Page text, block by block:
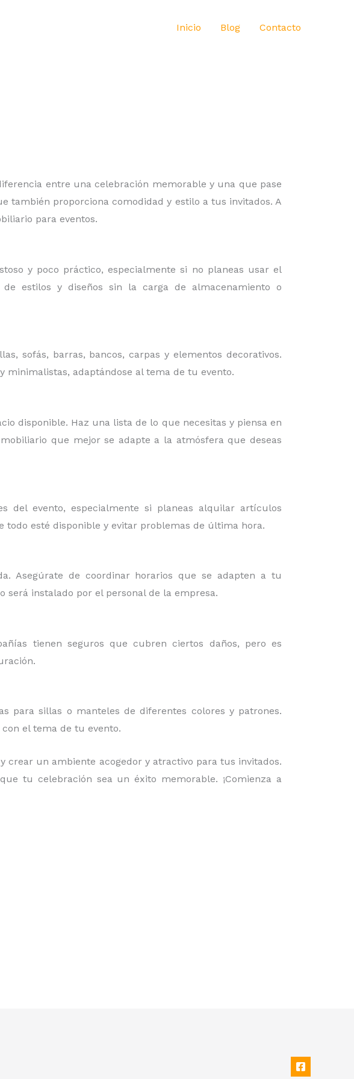
Inicio Blog Contacto
entre una celebración memorable y una que pase
también proporciona comodidad y estilo a tus invitados. A
para eventos.
y poco práctico, especialmente si no planeas usar el
estilos y diseños sin la carga de almacenamiento o
sofás, barras, bancos, carpas y elementos decorativos.
minimalistas, adaptándose al tema de tu evento.
disponible. Haz una lista de lo que necesitas y piensa en
que mejor se adapte a la atmósfera que deseas
del evento, especialmente si planeas alquilar artículos
esté disponible y evitar problemas de última hora.
Asegúrate de coordinar horarios que se adapten a tu
será instalado por el personal de la empresa.
tienen seguros que cubren ciertos daños, pero es
para sillas o manteles de diferentes colores y patrones.
el tema de tu evento.
un ambiente acogedor y atractivo para tus invitados.
tu celebración sea un éxito memorable. ¡Comienza a